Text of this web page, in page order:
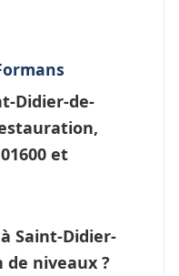
Didier-de-
et
Saint-Didier-
niveaux ?